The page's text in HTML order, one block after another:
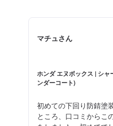
マチュさん
ホンダ エヌボックス | シ
ンダーコート)
初めての下回り防錆塗
ところ、口コミからこ